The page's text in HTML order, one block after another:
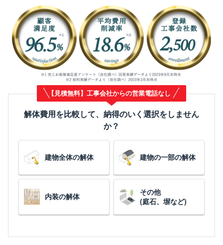
【見積無料】工事会社からの営業電話なし
解体費用を比較して、納得のいく選択をしません
か？
建物全体の解体 建物の一部の解体
内装の解体
その他
(庭石、塀など)